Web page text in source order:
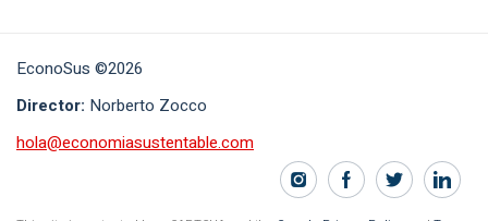
EconoSus ©2026
Director: Norberto Zocco
hola@economiasustentable.com